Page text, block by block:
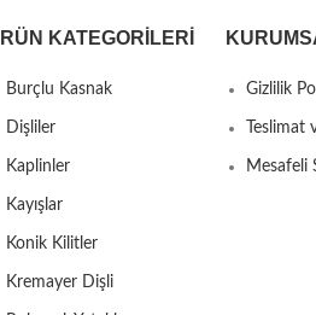
KATEGORILERI
Burçlu Kasnak
Dişliler
Kaplinler
Kayışlar
Konik Kilitler
Kremayer Dişli
Gizlilik
Teslimat
Mesafeli